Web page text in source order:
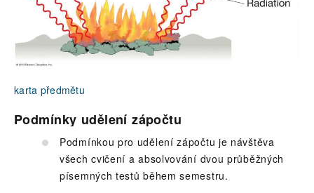
karta předmětu
Podmínky udělení zápočtu
Podmínkou pro udělení zápočtu je návštěva
všech cvičení a absolvování dvou průběžných
písemných testů během semestru.